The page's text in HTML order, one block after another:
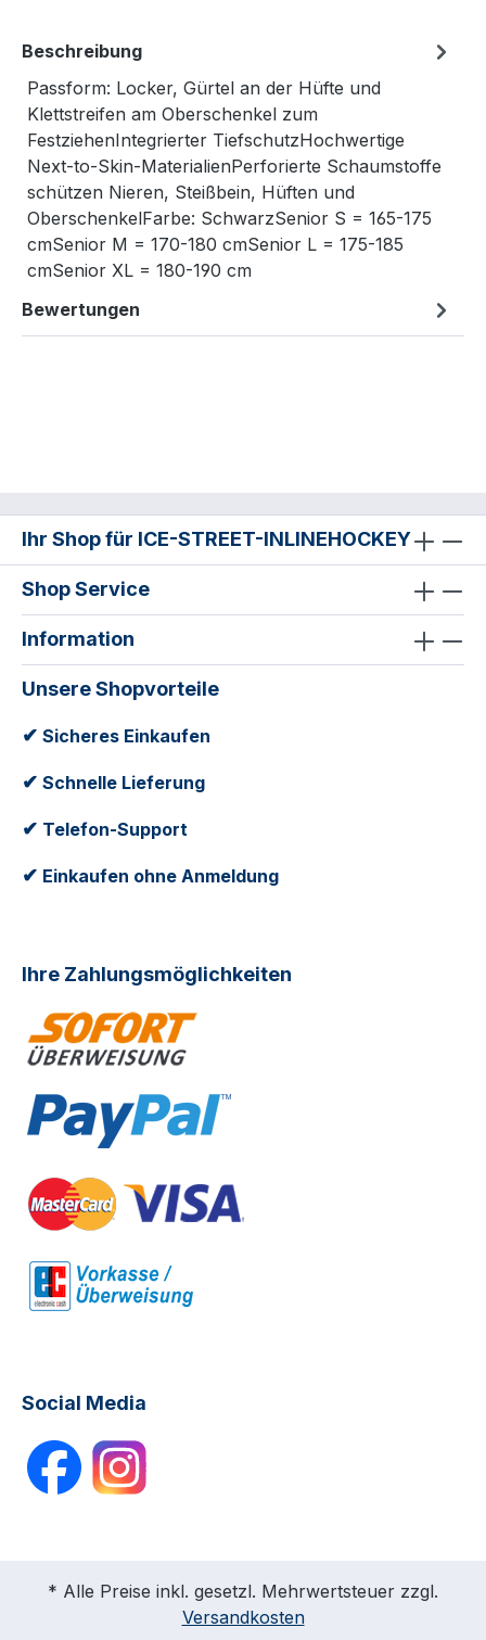
Beschreibung
Passform: Locker, Gürtel an der Hüfte und
Klettstreifen am Oberschenkel zum
FestziehenIntegrierter TiefschutzHochwertige
Next-to-Skin-MaterialienPerforierte Schaumstoffe
schützen Nieren, Steißbein, Hüften und
OberschenkelFarbe: SchwarzSenior S = 165-175
cmSenior M = 170-180 cmSenior L = 175-185
cmSenior XL = 180-190 cm
Bewertungen
Ihr Shop für ICE-STREET-INLINEHOCKEY
Shop Service
Information
Unsere Shopvorteile
✔ Sicheres Einkaufen
✔ Schnelle Lieferung
✔ Telefon-Support
✔ Einkaufen ohne Anmeldung
Ihre Zahlungsmöglichkeiten
Social Media
* Alle Preise inkl. gesetzl. Mehrwertsteuer zzgl.
Versandkosten